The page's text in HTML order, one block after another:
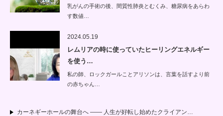
乳がんの手術の後、間質性肺炎とむくみ、糖尿病をあらわ
す数値…
2024.05.19
レムリアの時に使っていたヒーリングエネルギー
を使う…
私の師、ロックガールことアリソンは、言葉を話すより前
の赤ちゃん…
カーネギーホールの舞台へ —— 人生が好転し始めたクライアン…